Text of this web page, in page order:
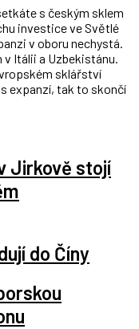
s českým sklem
investice ve Světlé
v oboru nechystá.
v Itálii a Uzbekistánu.
sklářství
expanzí, tak to skončí
Jirkově stojí
do Číny